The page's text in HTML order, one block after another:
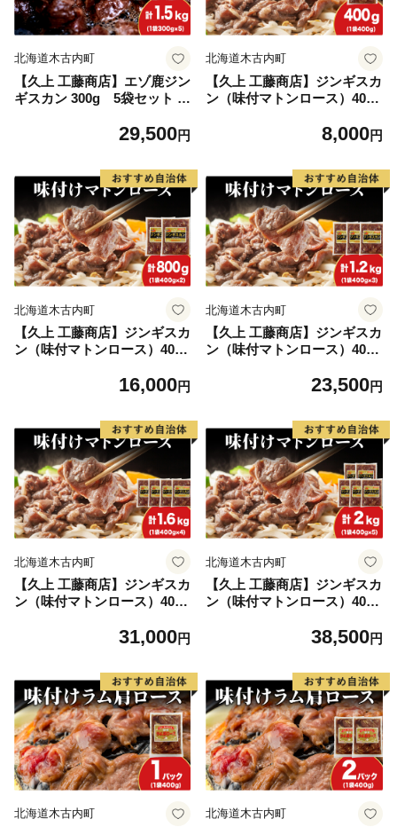
北海道木古内町
【久上 工藤商店】エゾ鹿ジン
ギスカン 300g 5袋セット B
29,500円
北海道木古内町
【久上 工藤商店】ジンギスカ
ン（味付マトンロース）400g
8,000円
北海道木古内町
【久上 工藤商店】ジンギスカ
ン（味付マトンロース）400g
16,000円
北海道木古内町
【久上 工藤商店】ジンギスカ
ン（味付マトンロース）400g
23,500円
北海道木古内町
【久上 工藤商店】ジンギスカ
ン（味付マトンロース）400g
31,000円
北海道木古内町
【久上 工藤商店】ジンギスカ
ン（味付マトンロース）400g
38,500円
北海道木古内町 北海道木古内町